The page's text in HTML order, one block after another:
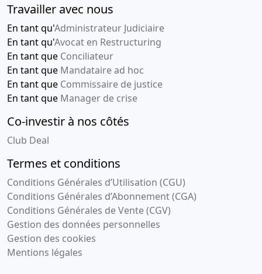
Travailler avec nous
En tant qu'Administrateur Judiciaire
En tant qu'Avocat en Restructuring
En tant que Conciliateur
En tant que Mandataire ad hoc
En tant que Commissaire de justice
En tant que Manager de crise
Co-investir à nos côtés
Club Deal
Termes et conditions
Conditions Générales d’Utilisation (CGU)
Conditions Générales d’Abonnement (CGA)
Conditions Générales de Vente (CGV)
Gestion des données personnelles
Gestion des cookies
Mentions légales